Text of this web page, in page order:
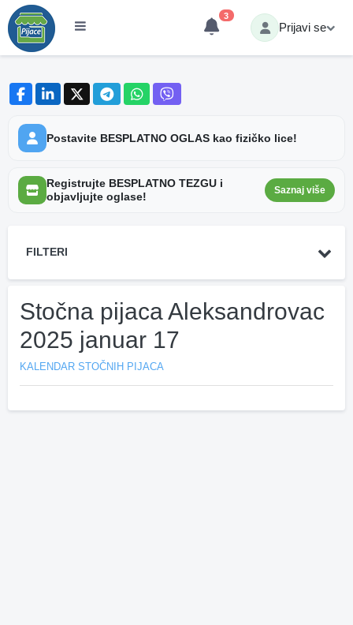
3
Prijavi se
Postavite BESPLATNO OGLAS kao fizičko lice!
Registrujte BESPLATNO TEZGU i
objavljujte oglase!
Saznaj više
FILTERI
Stočna pijaca Aleksandrovac
2025 januar 17
KALENDAR STOČNIH PIJACA